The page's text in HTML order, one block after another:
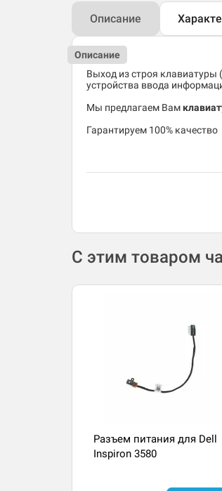
Описание
Описание
Выход из строя клавиатуры
устройства ввода
Мы предлагаем Вам
​Гарантируем 100%
С этим товаром
Разъем питания для Dell
Inspiron 3580